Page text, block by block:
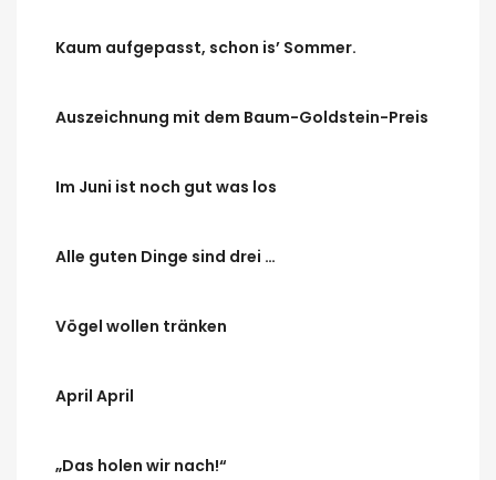
Kaum aufgepasst, schon is’ Sommer.
Auszeichnung mit dem Baum-Goldstein-Preis
Im Juni ist noch gut was los
Alle guten Dinge sind drei …
Vögel wollen tränken
April April
„Das holen wir nach!“